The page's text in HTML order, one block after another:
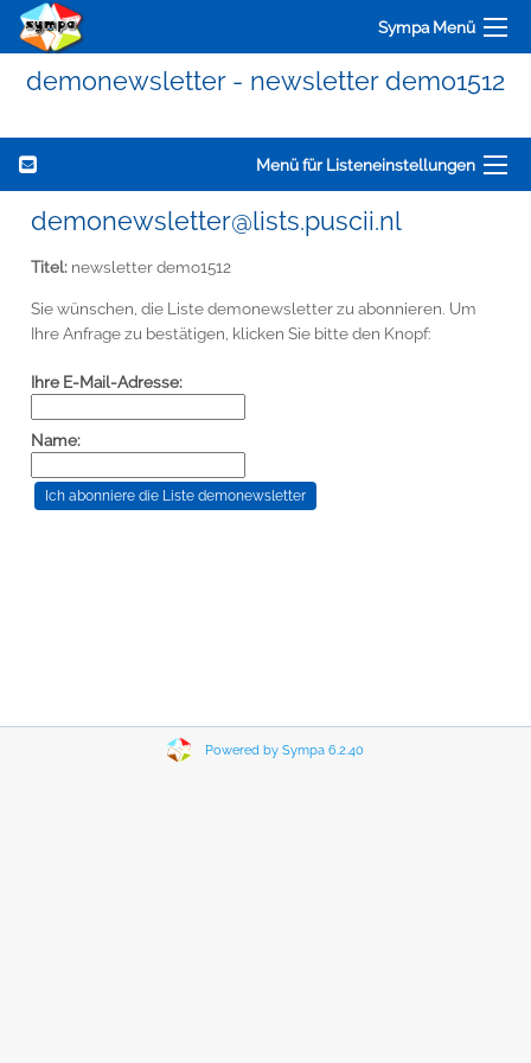
Sympa Menü
demonewsletter - newsletter demo1512
Menü für Listeneinstellungen
demonewsletter@lists.puscii.nl
Titel: newsletter demo1512
Sie wünschen, die Liste demonewsletter zu abonnieren. Um
Ihre Anfrage zu bestätigen, klicken Sie bitte den Knopf:
Ihre E-Mail-Adresse:
Name:
Powered by Sympa 6.2.40